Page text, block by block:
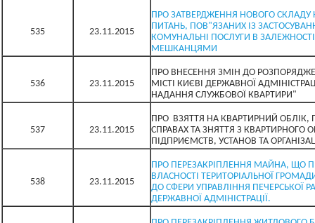
535 23.11.2015
ПРО ЗАТВЕРДЖЕННЯ НОВОГО СКЛАДУ
ПИТАНЬ, ПОВ"ЯЗАНИХ ІЗ
КОМУНАЛЬНІ ПОСЛУГИ В
МЕШКАНЦЯМИ
536 23.11.2015
ПРО ВНЕСЕННЯ ЗМІН ДО
МІСТІ КИЄВІ ДЕРЖАВНОЇ
НАДАННЯ СЛУЖБОВОЇ КВАРТИРИ"
537 23.11.2015
ПРО ВЗЯТТЯ НА КВАРТИРНИЙ ОБЛІК,
СПРАВАХ ТА ЗНЯТТЯ З КВАРТИРНОГО
ПІДПРИЄМСТВ, УСТАНОВ ТА
538 23.11.2015
ПРО ПЕРЕЗАКРІПЛЕННЯ МАЙНА, ЩО
ВЛАСНОСТІ ТЕРИТОРІАЛЬНОЇ
ДО СФЕРИ УПРАВЛІННЯ ПЕЧЕРСЬКОЇ
ДЕРЖАВНОЇ АДМІНІСТРАЦІЇ.